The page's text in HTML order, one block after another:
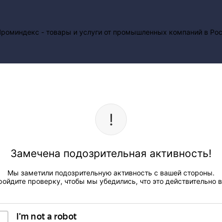
Замечена подозрительная активность!
Мы заметили подозрительную активность с вашей стороны.
проверку, чтобы мы убедились, что это действительно